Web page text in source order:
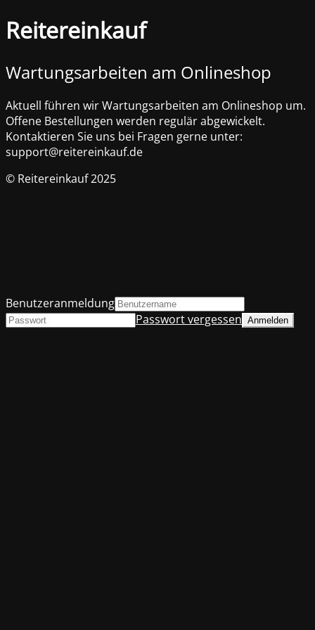
Reitereinkauf
Wartungsarbeiten am Onlineshop
Aktuell führen wir Wartungsarbeiten am Onlineshop um.
Offene Bestellungen werden regulär abgewickelt.
Kontaktieren Sie uns bei Fragen gerne unter:
support@reitereinkauf.de
© Reitereinkauf 2025
Benutzeranmeldung
Passwort vergessen